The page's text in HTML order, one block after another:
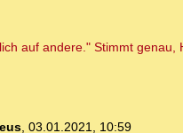
auf andere." Stimmt genau,
, 03.01.2021, 10:59